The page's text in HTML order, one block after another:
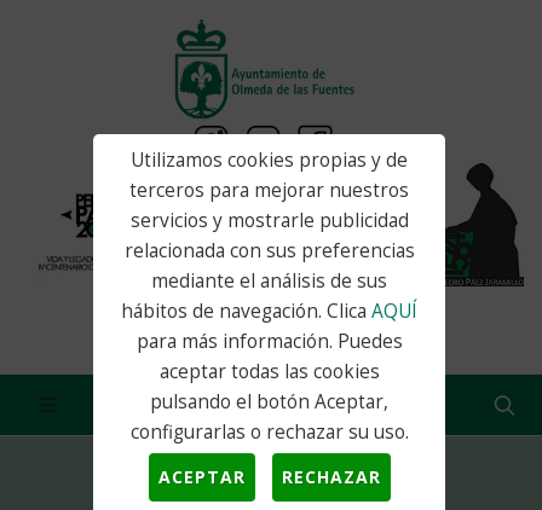
Utilizamos cookies propias y de
terceros para mejorar nuestros
servicios y mostrarle publicidad
relacionada con sus preferencias
mediante el análisis de sus
hábitos de navegación. ClicaAQUÍ
para más información. Puedes
aceptar todas las cookies
pulsando el botón Aceptar,
configurarlas o rechazar su uso.
ACEPTAR RECHAZAR
Inicio Actualidad Noticias